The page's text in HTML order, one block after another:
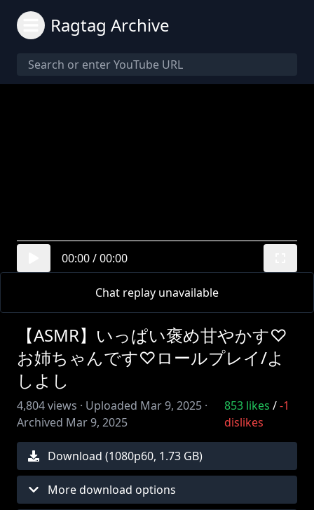
Ragtag Archive
00:00/00:00
Chat replay unavailable
【ASMR】いっぱい褒め甘やかす♡
お姉ちゃんです♡ロールプレイ/よ
しよし
4,804views · Uploaded Mar 9, 2025 ·
Archived Mar 9, 2025
853likes /-1
dislikes
Download (1080p60, 1.73 GB)
More download options